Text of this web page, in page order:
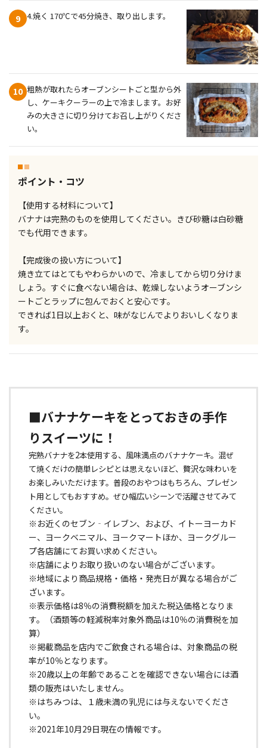
9 4.焼く 170℃で45分焼き、取り出します。
10 粗熱が取れたらオーブンシートごと型から外
し、ケーキクーラーの上で冷まします。お好
みの大きさに切り分けてお召し上がりくださ
い。
ポイント・コツ
【使用する材料について】
バナナは完熟のものを使用してください。きび砂糖は白砂糖
でも代用できます。
【完成後の扱い方について】
焼き立てはとてもやわらかいので、冷ましてから切り分けま
しょう。すぐに食べない場合は、乾燥しないようオーブンシ
ートごとラップに包んでおくと安心です。
できれば1日以上おくと、味がなじんでよりおいしくなりま
す。
■バナナケーキをとっておきの手作
りスイーツに！
完熟バナナを2本使用する、風味満点のバナナケーキ。混ぜ
て焼くだけの簡単レシピとは思えないほど、贅沢な味わいを
お楽しみいただけます。普段のおやつはもちろん、プレゼン
ト用としてもおすすめ。ぜひ幅広いシーンで活躍させてみて
ください。
※お近くのセブン‐イレブン、および、イトーヨーカド
ー、ヨークベニマル、ヨークマートほか、ヨークグルー
プ各店舗にてお買い求めください。
※店舗によりお取り扱いのない場合がございます。
※地域により商品規格・価格・発売日が異なる場合がご
ざいます。
※表示価格は8％の消費税額を加えた税込価格となりま
す。（酒類等の軽減税率対象外商品は10％の消費税を加
算）
※掲載商品を店内でご飲食される場合は、対象商品の税
率が10％となります。
※20歳以上の年齢であることを確認できない場合には酒
類の販売はいたしません。
※はちみつは、１歳未満の乳児には与えないでくださ
い。
※2021年10月29日現在の情報です。